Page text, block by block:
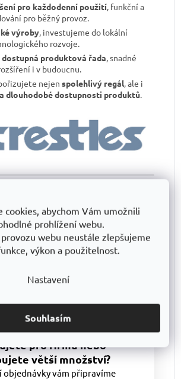
cookies, abychom Vám umožnili
prohlížení webu.
webu neustále zlepšujeme
výkon a použitelnost.
Nastavení
Souhlasím
pro každodenní použití, funkční a
pro běžný provoz.
výroby, investujeme do lokální
rozvoje.
produktová řada, snadné
i v budoucnu.
nejen spolehlivý regál, ale i
dlouhodobé dostupnosti produktů.
ukládejte na spodní police
regálu.
zatížení doporučujeme ukotvení ke
tak nežádoucímu přetížení polic.
pro firmu nebo
větší množství?
objednávky vám připravíme